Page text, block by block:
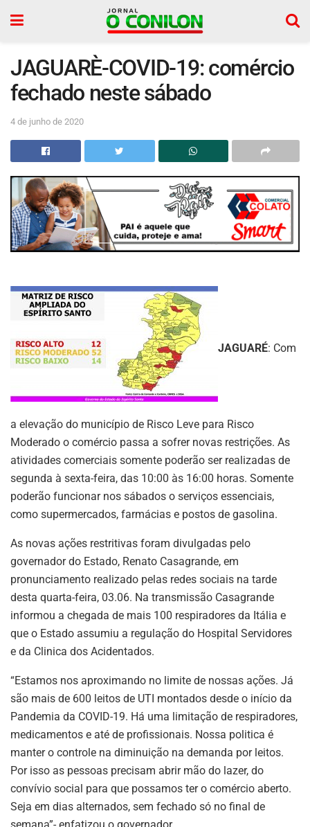
JAGUARÈ-COVID-19: comércio
fechado neste sábado
4 de junho de 2020
JAGUARÉ: Com
a elevação do município de Risco Leve para Risco
Moderado o comércio passa a sofrer novas restrições. As
atividades comerciais somente poderão ser realizadas de
segunda à sexta-feira, das 10:00 às 16:00 horas. Somente
poderão funcionar nos sábados o serviços essenciais,
como supermercados, farmácias e postos de gasolina.
As novas ações restritivas foram divulgadas pelo
governador do Estado, Renato Casagrande, em
pronunciamento realizado pelas redes sociais na tarde
desta quarta-feira, 03.06. Na transmissão Casagrande
informou a chegada de mais 100 respiradores da Itália e
que o Estado assumiu a regulação do Hospital Servidores
e da Clinica dos Acidentados.
“Estamos nos aproximando no limite de nossas ações. Já
são mais de 600 leitos de UTI montados desde o início da
Pandemia da COVID-19. Há uma limitação de respiradores,
medicamentos e até de profissionais. Nossa politica é
manter o controle na diminuição na demanda por leitos.
Por isso as pessoas precisam abrir mão do lazer, do
convívio social para que possamos ter o comércio aberto.
Seja em dias alternados, sem fechado só no final de